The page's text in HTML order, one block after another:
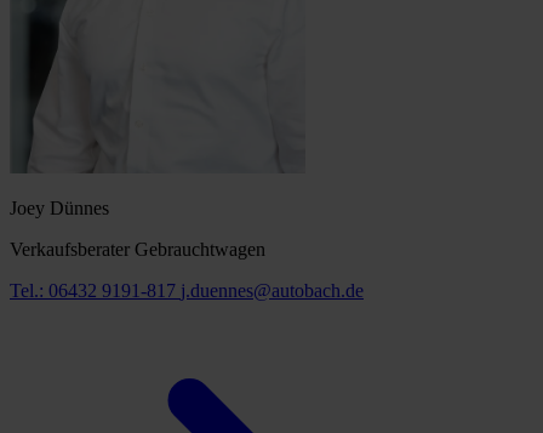
Joey Dünnes
Verkaufsberater Gebrauchtwagen
Tel.: 06432 9191-817 j.duennes@autobach.de